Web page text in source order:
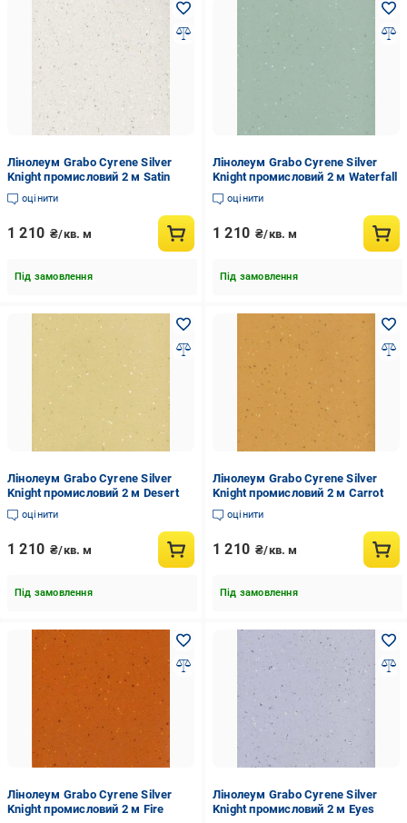
Лінолеум Grabo Cyrene Silver
Knight промисловий 2 м Satin
оцінити
1 210 ₴/кв. м
Під замовлення
Лінолеум Grabo Cyrene Silver
Knight промисловий 2 м Waterfall
оцінити
1 210 ₴/кв. м
Під замовлення
Лінолеум Grabo Cyrene Silver
Knight промисловий 2 м Desert
оцінити
1 210 ₴/кв. м
Під замовлення
Лінолеум Grabo Cyrene Silver
Knight промисловий 2 м Carrot
оцінити
1 210 ₴/кв. м
Під замовлення
Лінолеум Grabo Cyrene Silver
Knight промисловий 2 м Fire
Лінолеум Grabo Cyrene Silver
Knight промисловий 2 м Eyes